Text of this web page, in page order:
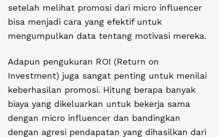
setelah melihat promosi dari micro influencer
bisa menjadi cara yang efektif untuk
mengumpulkan data tentang motivasi mereka.
Adapun pengukuran ROI (Return on
Investment) juga sangat penting untuk menilai
keberhasilan promosi. Hitung berapa banyak
biaya yang dikeluarkan untuk bekerja sama
dengan micro influencer dan bandingkan
dengan agresi pendapatan yang dihasilkan dari